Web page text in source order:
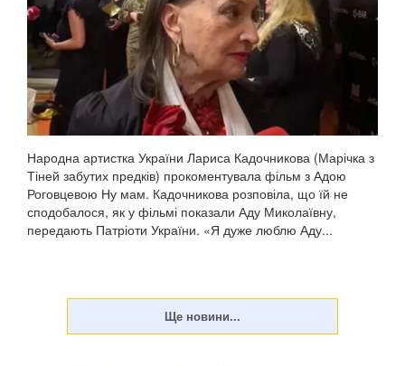
Народна артистка України Лариса Кадочникова (Марічка з
Тіней забутих предків) прокоментувала фільм з Адою
Роговцевою Ну мам. Кадочникова розповіла, що їй не
сподобалося, як у фільмі показали Аду Миколаївну,
передають Патріоти України. «Я дуже люблю Аду...